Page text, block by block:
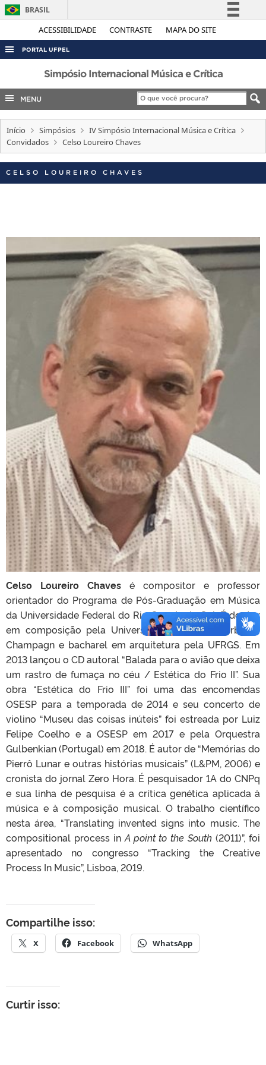
ACESSIBILIDADE CONTRASTE MAPA DO SITE
BRASIL
Simplifique!
Legislação
Canais
PORTAL UFPEL
ACESSO À INFORMAÇÃO
AUDITORIA
COBALTO
CONCURSOS
INTERNACIONAL
Simpósio Internacional Música e Crítica
MENU
Início Simpósios
IV Simpósio Internacional Música e Crítica
Convidados
Celso Loureiro Chaves
CELSO LOUREIRO CHAVES
Celso Loureiro Chaves é compositor e professor
orientador do Programa de Pós-Graduação em Música
da Universidade Federal do Rio Grande do Sul. É doutor
em composição pela University of Illinois at Urbana-
Champagn e bacharel em arquitetura pela UFRGS. Em
2013 lançou o CD autoral “Balada para o avião que deixa
um rastro de fumaça no céu / Estética do Frio II”. Sua
obra “Estética do Frio III” foi uma das encomendas
OSESP para a temporada de 2014 e seu concerto de
violino “Museu das coisas inúteis” foi estreada por Luiz
Felipe Coelho e a OSESP em 2017 e pela Orquestra
Gulbenkian (Portugal) em 2018. É autor de “Memórias do
Pierrô Lunar e outras histórias musicais” (L&PM, 2006) e
cronista do jornal Zero Hora. É pesquisador 1A do CNPq
e sua linha de pesquisa é a crítica genética aplicada à
música e à composição musical. O trabalho científico
nesta área, “Translating invented signs into music. The
compositional process in A point to the South (2011)”, foi
apresentado no congresso “Tracking the Creative
Process In Music”, Lisboa, 2019.
Compartilhe isso:
X Facebook WhatsApp
Curtir isso: